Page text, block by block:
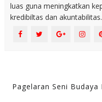
luas guna meningkatkan
kredibiltas dan akuntabilitas.
Pagelaran Seni